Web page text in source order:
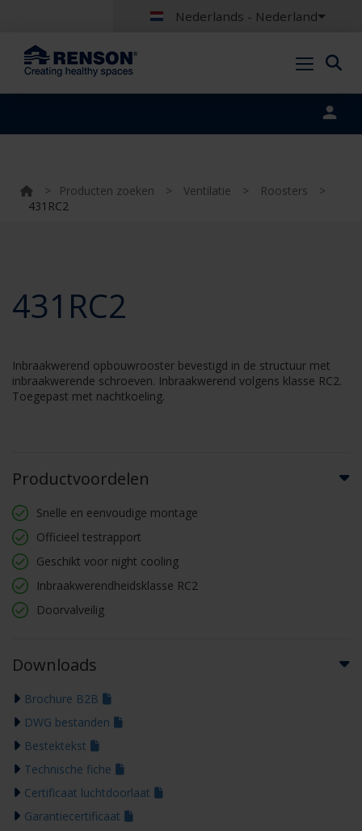
Nederlands - Nederland
> Producten zoeken > Ventilatie > Roosters
>
431RC2
431RC2
Inbraakwerend opbouwrooster bevestigd in de structuur met
inbraakwerende schroeven. Inbraakwerend volgens klasse RC2.
Toegepast met nachtkoeling.
Productvoordelen
Snelle en eenvoudige montage
Officieel testrapport
Geschikt voor night cooling
Inbraakwerendheidsklasse RC2
Doorvalveilig
Downloads
Brochure B2B
DWG bestanden
Bestektekst
Technische fiche
Certificaat luchtdoorlaat
Garantiecertificaat